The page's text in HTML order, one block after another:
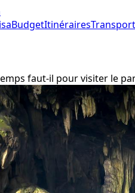
BudgetItinérairesTransport
faut-il pour visiter le